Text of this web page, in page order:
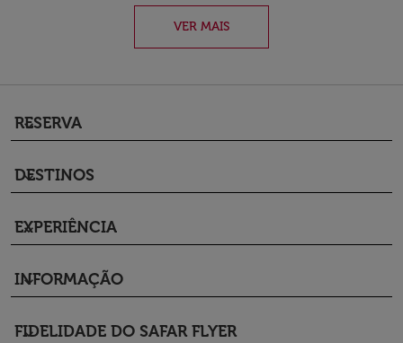
VER MAIS
RESERVA
keyboard_arrow_down
DESTINOS
keyboard_arrow_down
EXPERIÊNCIA
keyboard_arrow_down
INFORMAÇÃO
keyboard_arrow_down
FIDELIDADE DO SAFAR FLYER
keyboard_arrow_down